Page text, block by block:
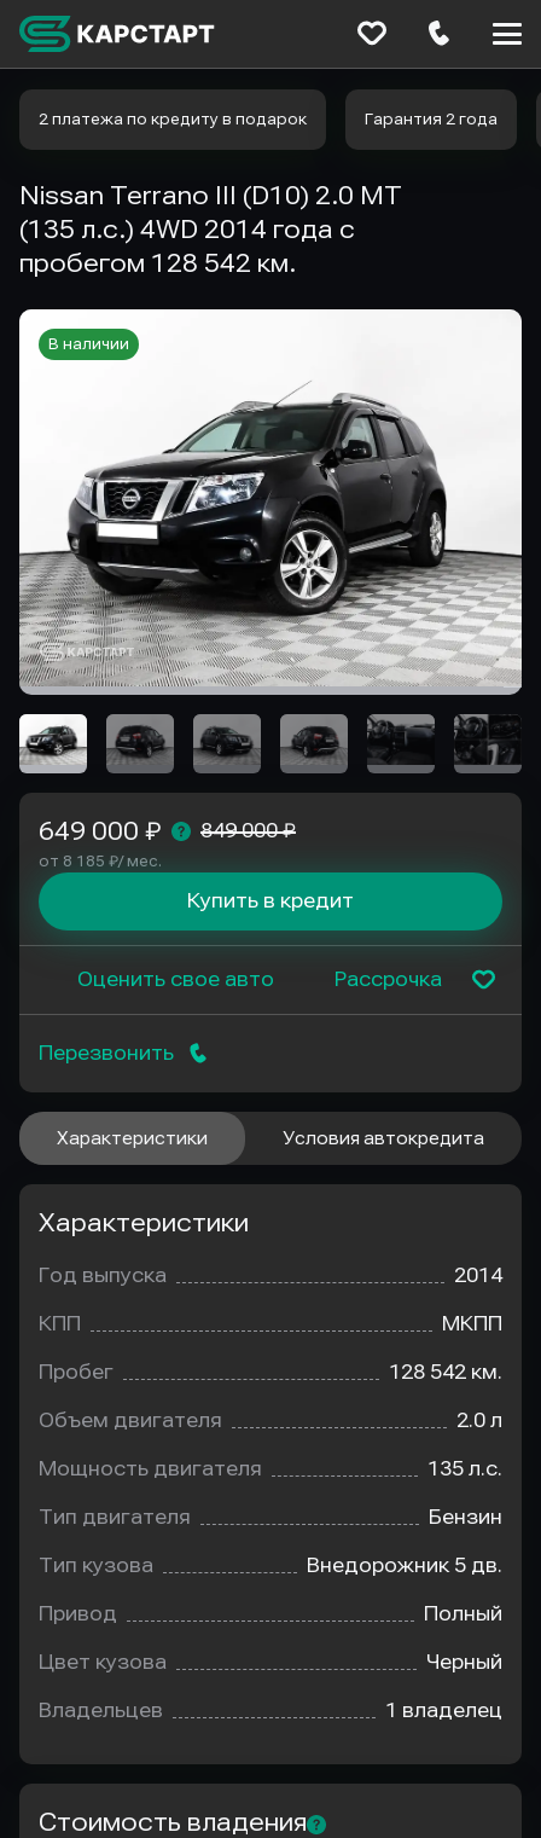
2 платежа по кредиту в подарок Гарантия 2 года
Nissan Terrano III (D10) 2.0 MT
(135 л.с.) 4WD 2014 года с
пробегом 128 542 км.
В наличии
649 000 ₽ 849 000 ₽
от 8 185 ₽/ мес.
Купить в кредит
Оценить свое авто Рассрочка
Перезвонить
Характеристики Условия автокредита
Характеристики
Год выпуска 2014
КПП МКПП
Пробег 128 542 км.
Объем двигателя 2.0 л
Мощность двигателя 135 л.с.
Тип двигателя Бензин
Тип кузова Внедорожник 5 дв.
Привод Полный
Цвет кузова Черный
Владельцев 1 владелец
Стоимость владения